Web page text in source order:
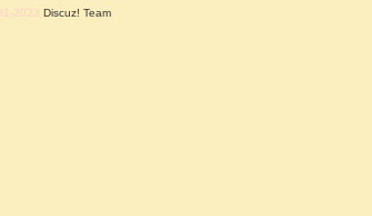
2023 Discuz! Team